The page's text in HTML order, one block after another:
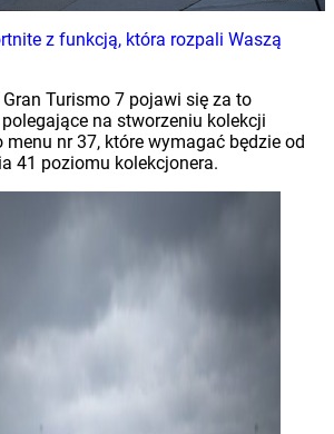
z funkcją, która rozpali Waszą
Turismo 7 pojawi się za to
na stworzeniu kolekcji
menu nr 37, które wymagać będzie od
41 poziomu kolekcjonera.